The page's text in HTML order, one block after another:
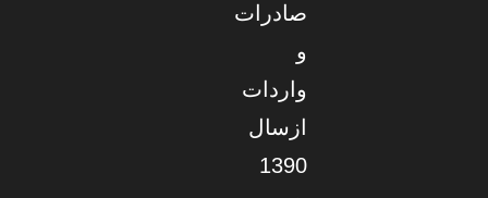
صادرات
و
واردات
ازسال
1390